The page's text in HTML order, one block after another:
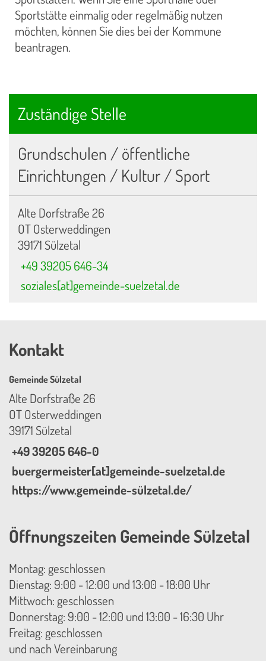
Sportstätte einmalig oder regelmäßig nutzen
möchten, können Sie dies bei der Kommune
beantragen.
Zuständige Stelle
Grundschulen / öffentliche
Einrichtungen / Kultur / Sport
Alte Dorfstraße 26
OT Osterweddingen
39171 Sülzetal
+49 39205 646-34
soziales[at]gemeinde-suelzetal.de
Kontakt
Gemeinde Sülzetal
Alte Dorfstraße 26
OT Osterweddingen
39171 Sülzetal
+49 39205 646-0
buergermeister[at]gemeinde-suelzetal.de
https://www.gemeinde-sülzetal.de/
Öffnungszeiten Gemeinde Sülzetal
Montag: geschlossen
Dienstag: 9:00 - 12:00 und 13:00 - 18:00 Uhr
Mittwoch: geschlossen
Donnerstag: 9:00 - 12:00 und 13:00 - 16:30 Uhr
Freitag: geschlossen
und nach Vereinbarung